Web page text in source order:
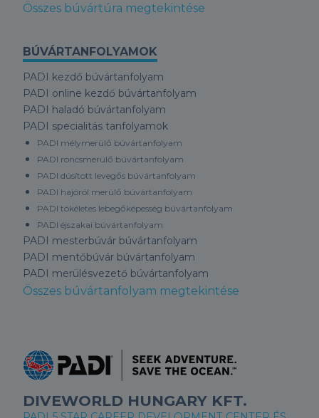
Összes búvártúra megtekintése
BÚVÁRTANFOLYAMOK
PADI kezdő búvártanfolyam
PADI online kezdő búvártanfolyam
PADI haladó búvártanfolyam
PADI specialitás tanfolyamok
PADI mélymerülő búvártanfolyam
PADI roncsmerülő búvártanfolyam
PADI dúsított levegős búvártanfolyam
PADI hajóról merülő búvártanfolyam
PADI tökéletes lebegőképesség búvártanfolyam
PADI éjszakai búvártanfolyam
PADI mesterbúvár búvártanfolyam
PADI mentőbúvár búvártanfolyam
PADI merülésvezető búvártanfolyam
Összes búvártanfolyam megtekintése
DIVEWORLD HUNGARY KFT.